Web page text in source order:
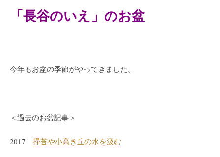
「長谷のいえ」のお盆
今年もお盆の季節がやってきました。
＜過去のお盆記事＞
2017 掃苔や小高き丘の水を汲む